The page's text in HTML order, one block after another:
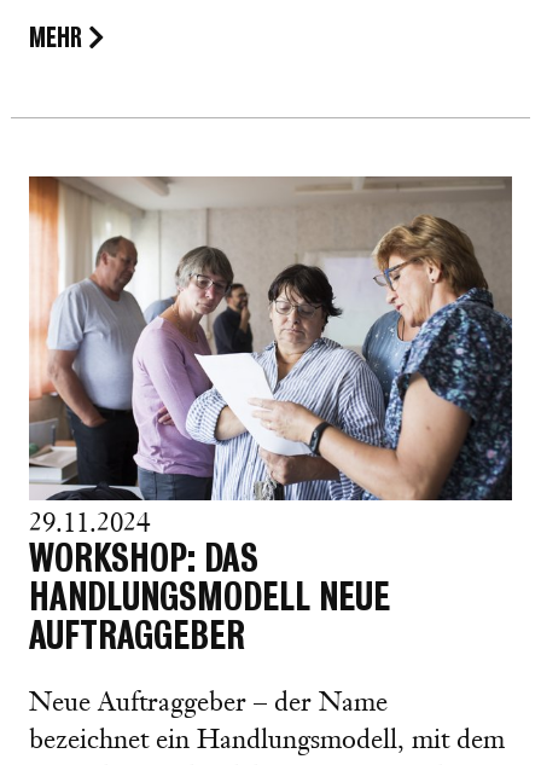
MEHR
29.11.2024
WORKSHOP: DAS
HANDLUNGSMODELL NEUE
AUFTRAGGEBER
Neue Auftraggeber – der Name
bezeichnet ein Handlungsmodell, mit dem